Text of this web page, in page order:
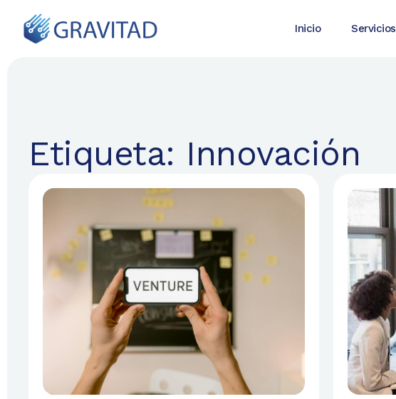
Inicio Servicios
Etiqueta: Innovación